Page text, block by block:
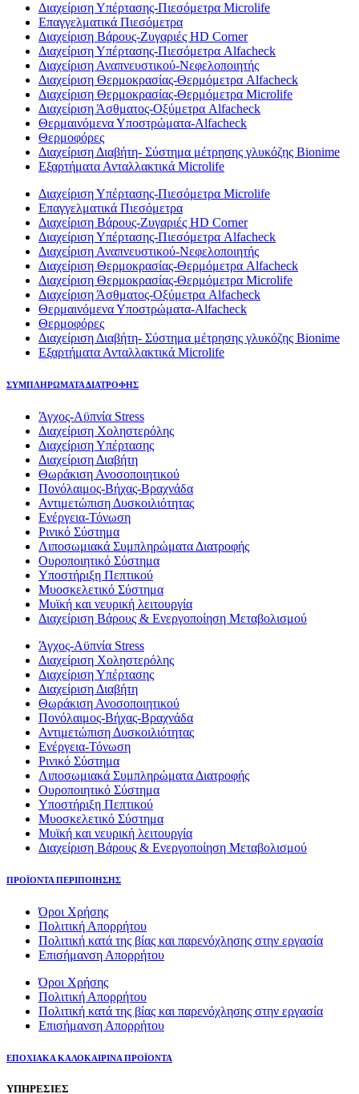
Διαχείριση Υπέρτασης-Πιεσόμετρα Microlife
Επαγγελματικά Πιεσόμετρα
Διαχείριση Βάρους-Ζυγαριές HD Corner
Διαχείριση Υπέρτασης-Πιεσόμετρα Alfacheck
Διαχείριση Αναπνευστικού-Νεφελοποιητής
Διαχείριση Θερμοκρασίας-Θερμόμετρα Alfacheck
Διαχείριση Θερμοκρασίας-Θερμόμετρα Microlife
Διαχείριση Άσθματος-Οξύμετρα Alfacheck
Θερμαινόμενα Υποστρώματα-Alfacheck
Θερμοφόρες
Διαχείριση Διαβήτη- Σύστημα μέτρησης γλυκόζης Bionime
Εξαρτήματα Ανταλλακτικά Microlife
Διαχείριση Υπέρτασης-Πιεσόμετρα Microlife
Επαγγελματικά Πιεσόμετρα
Διαχείριση Βάρους-Ζυγαριές HD Corner
Διαχείριση Υπέρτασης-Πιεσόμετρα Alfacheck
Διαχείριση Αναπνευστικού-Νεφελοποιητής
Διαχείριση Θερμοκρασίας-Θερμόμετρα Alfacheck
Διαχείριση Θερμοκρασίας-Θερμόμετρα Microlife
Διαχείριση Άσθματος-Οξύμετρα Alfacheck
Θερμαινόμενα Υποστρώματα-Alfacheck
Θερμοφόρες
Διαχείριση Διαβήτη- Σύστημα μέτρησης γλυκόζης Bionime
Εξαρτήματα Ανταλλακτικά Microlife
ΣΥΜΠΛΗΡΩΜΑΤΑ ΔΙΑΤΡΟΦΗΣ
Άγχος-Αϋπνία Stress
Διαχείριση Χοληστερόλης
Διαχείριση Υπέρτασης
Διαχείριση Διαβήτη
Θωράκιση Ανοσοποιητικού
Πονόλαιμος-Βήχας-Βραχνάδα
Αντιμετώπιση Δυσκοιλιότητας
Eνέργεια-Τόνωση
Ρινικό Σύστημα
Λιποσωμιακά Συμπληρώματα Διατροφής
Ουροποιητικό Σύστημα
Υποστήριξη Πεπτικού
Μυοσκελετικό Σύστημα
Μυϊκή και νευρική λειτουργία
Διαχείριση Βάρους & Ενεργοποίηση Μεταβολισμού
Άγχος-Αϋπνία Stress
Διαχείριση Χοληστερόλης
Διαχείριση Υπέρτασης
Διαχείριση Διαβήτη
Θωράκιση Ανοσοποιητικού
Πονόλαιμος-Βήχας-Βραχνάδα
Αντιμετώπιση Δυσκοιλιότητας
Eνέργεια-Τόνωση
Ρινικό Σύστημα
Λιποσωμιακά Συμπληρώματα Διατροφής
Ουροποιητικό Σύστημα
Υποστήριξη Πεπτικού
Μυοσκελετικό Σύστημα
Μυϊκή και νευρική λειτουργία
Διαχείριση Βάρους & Ενεργοποίηση Μεταβολισμού
ΠΡΟΪΟΝΤΑ ΠΕΡΙΠΟΙΗΣΗΣ
Όροι Χρήσης
Πολιτική Απορρήτου
Πολιτική κατά της βίας και παρενόχλησης στην εργασία
Επισήμανση Απορρήτου
Όροι Χρήσης
Πολιτική Απορρήτου
Πολιτική κατά της βίας και παρενόχλησης στην εργασία
Επισήμανση Απορρήτου
ΕΠΟΧΙΑΚΑ ΚΑΛΟΚΑΙΡΙΝΑ ΠΡΟΪΟΝΤΑ
ΥΠΗΡΕΣΙΕΣ